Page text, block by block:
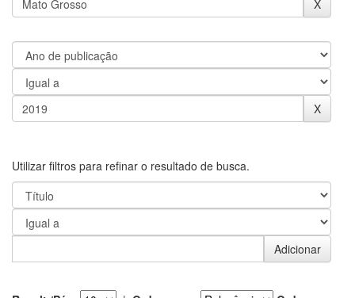
Utilizar filtros para refinar o resultado de busca.